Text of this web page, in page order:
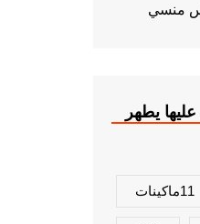
منسي
يطهر
11ماكينات